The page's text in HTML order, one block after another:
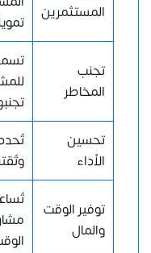
المستثمرين
تجنب
المخاطر
تحسين
الأداء
توفير الوقت
والمال